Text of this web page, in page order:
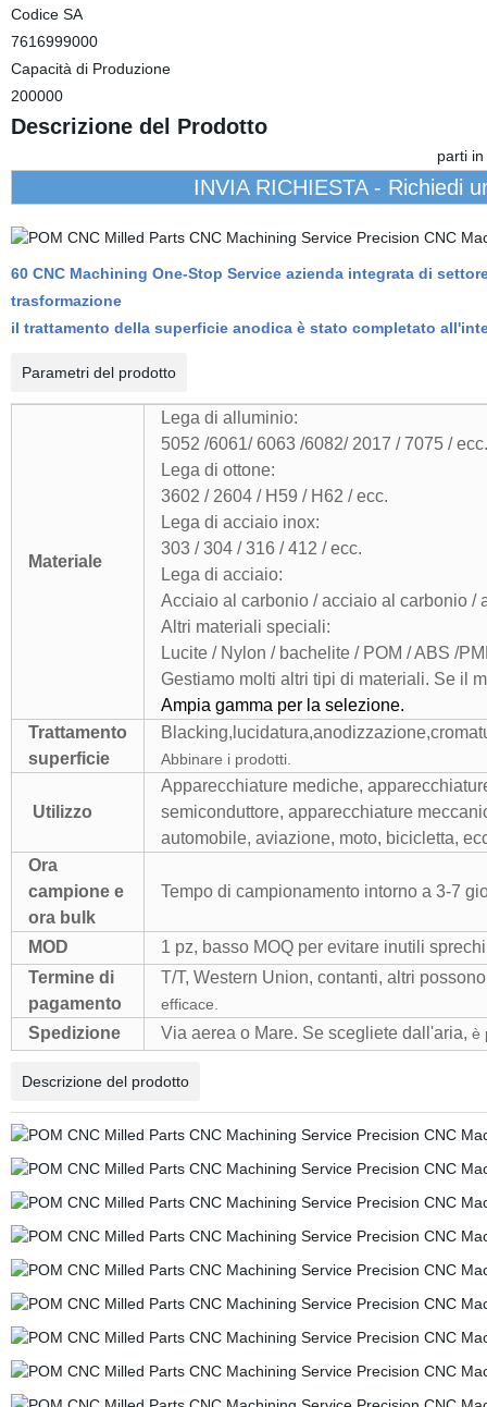
Codice SA
7616999000
Capacità di Produzione
200000
Descrizione del Prodotto
parti
INVIA RICHIESTA - Richiedi
60 CNC Machining One-Stop Service azienda integrata di
trasformazione
il trattamento della superficie anodica è stato completato
Parametri del prodotto
Materiale
Lega di alluminio:
5052 /6061/ 6063 /6082/ 2017 / 7075 / ecc.
Lega di ottone:
3602 / 2604 / H59 / H62 / ecc.
Lega di acciaio inox:
303 / 304 / 316 / 412 / ecc.
Lega di acciaio:
Acciaio al carbonio / acciaio al carbonio /
Altri materiali speciali:
Lucite / Nylon / bachelite / POM / ABS /
Gestiamo molti altri tipi di materiali. Se il
Ampia gamma per la selezione.
Trattamento
superficie
Abbinare i prodotti.
Utilizzo
Apparecchiature mediche,
semiconduttore, apparecchiature
automobile, aviazione, moto, bicicletta,
Ora
campione e
ora bulk
Tempo di campionamento intorno a 3-7
MOD
1 pz, basso MOQ per evitare inutili
Termine di
pagamento
T/T, Western Union, contanti, altri
efficace.
Spedizione Via aerea o Mare. Se scegliete dall'aria, è
Descrizione del prodotto